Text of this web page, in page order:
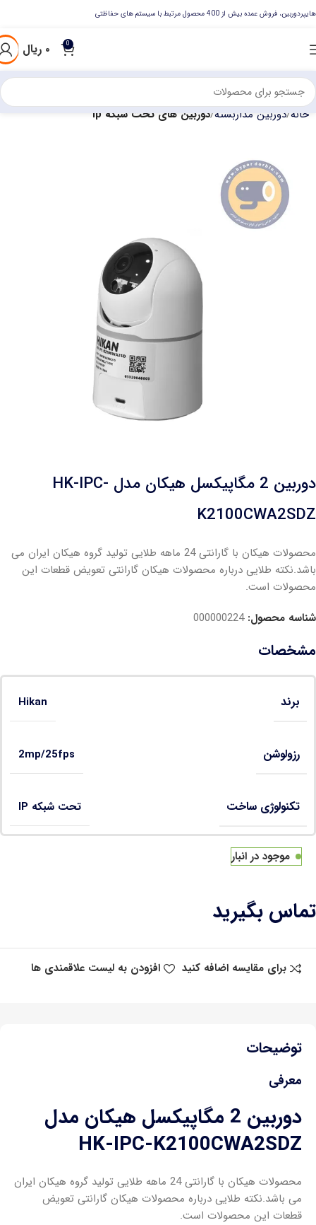
هایپردوربین، فروش عمده بیش از 400 محصول مرتبط با سیستم های حفاظتی
0 ۰ ریال
خانه دوربین مداربسته دوربین های تحت شبکه ip
دوربین 2 مگاپیکسل هیکان مدل HK-IPC-
K2100CWA2SDZ
محصولات هیکان با گارانتی 24 ماهه طلایی تولید گروه هیکان ایران می
باشد.نکته طلایی درباره محصولات هیکان گارانتی تعویض قطعات این
محصولات است.
شناسه محصول:000000224
مشخصات
برند Hikan
رزولوشن 2mp/25fps
تکنولوژی ساخت تحت شبکه IP
موجود در انبار
تماس بگیرید
برای مقایسه اضافه کنید افزودن به لیست علاقمندی ها
توضیحات
معرفی
دوربین 2 مگاپیکسل هیکان مدل
HK-IPC-K2100CWA2SDZ
محصولات هیکان با گارانتی 24 ماهه طلایی تولید گروه هیکان ایران
می باشد.نکته طلایی درباره محصولات هیکان گارانتی تعویض
قطعات این محصولات است.